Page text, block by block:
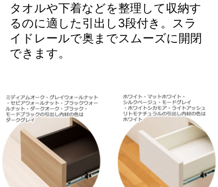
タオルや下着などを整理して収納す
るのに適した引出し3段付き。スラ
イドレールで奥までスムーズに開閉
できます。